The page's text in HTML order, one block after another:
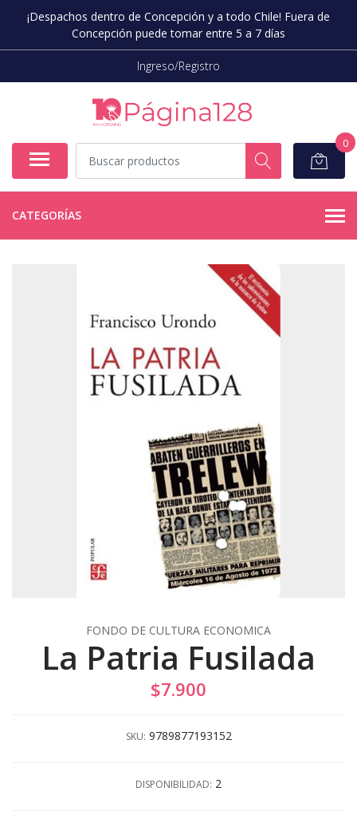
¡Despachos dentro de Concepción y a todo Chile! Fuera de
Concepción puede tomar entre 5 a 7 días
Ingreso/Registro
0
CATEGORÍAS
FONDO DE CULTURA ECONOMICA
La Patria Fusilada
$7.900
SKU: 9789877193152
DISPONIBILIDAD: 2